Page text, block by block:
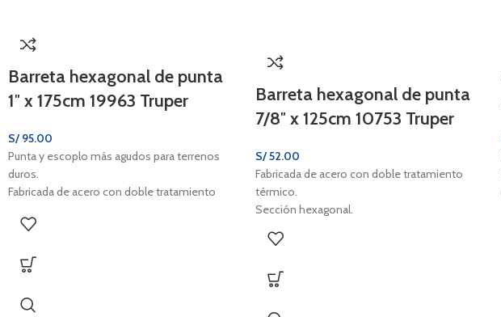
Barreta hexagonal de punta
1″ x 175cm 19963 Truper
S/ 95.00
Punta y escoplo más agudos para terrenos
duros.
Fabricada de acero con doble tratamiento
Sección hexagonal.
Barreta hexagonal de punta
7/8″ x 125cm 10753 Truper
S/52.00
Fabricada de acero con doble tratamiento
térmico.
Sección hexagonal.